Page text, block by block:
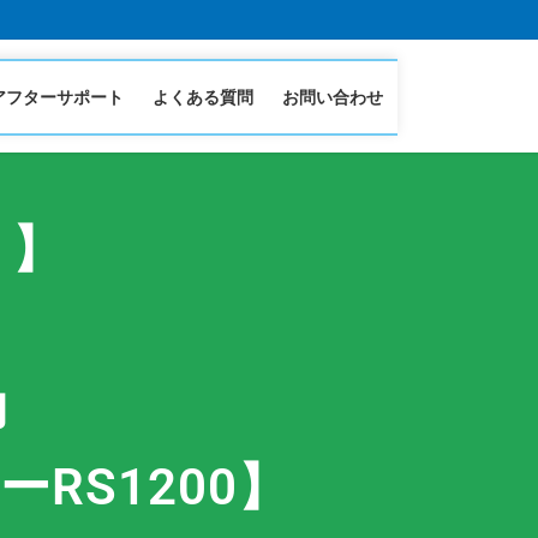
フターサポート よくある質問 お問い合わせ
RS1200】